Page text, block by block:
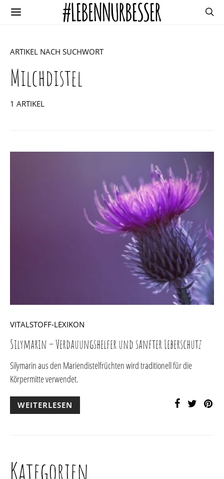
ARTIKEL NACH SUCHWORT
Milchdistel
1 ARTIKEL
VITALSTOFF-LEXIKON
Silymarin – Verdauungshelfer und sanfter Leberschutz
Silymarin aus den Mariendistelfrüchten wird traditionell für die
Körpermitte verwendet.
WEITERLESEN
Kategorien